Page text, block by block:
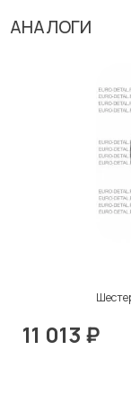
Производитель
АНАЛОГИ
11 013 ₽